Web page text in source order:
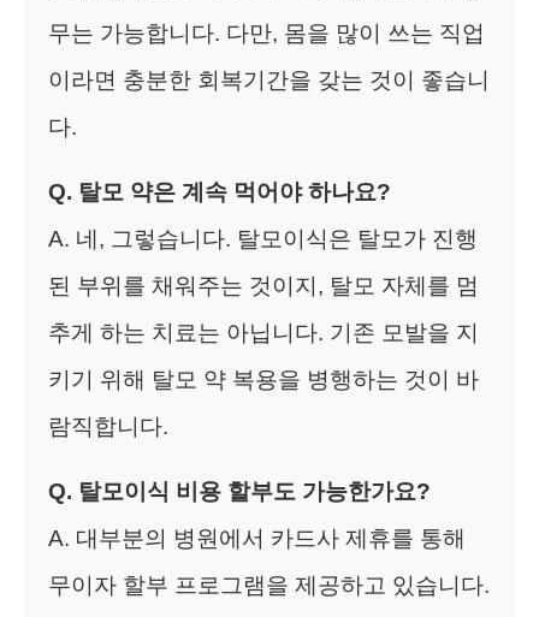
무는 가능합니다. 다만, 몸을 많이 쓰는 직업
이라면 충분한 회복기간을 갖는 것이 좋습니
다.
Q. 탈모 약은 계속 먹어야 하나요?
A. 네, 그렇습니다. 탈모이식은 탈모가 진행
된 부위를 채워주는 것이지, 탈모 자체를 멈
추게 하는 치료는 아닙니다. 기존 모발을 지
키기 위해 탈모 약 복용을 병행하는 것이 바
람직합니다.
Q. 탈모이식 비용 할부도 가능한가요?
A. 대부분의 병원에서 카드사 제휴를 통해
무이자 할부 프로그램을 제공하고 있습니다.